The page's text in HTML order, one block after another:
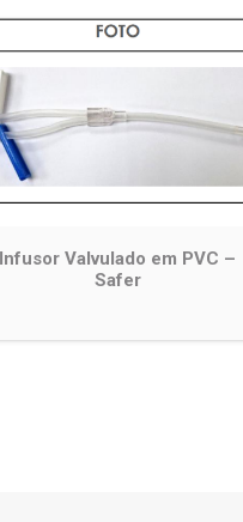
Infusor Valvulado em PVC –
Safer